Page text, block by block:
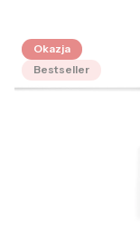
Okazja
Bestseller